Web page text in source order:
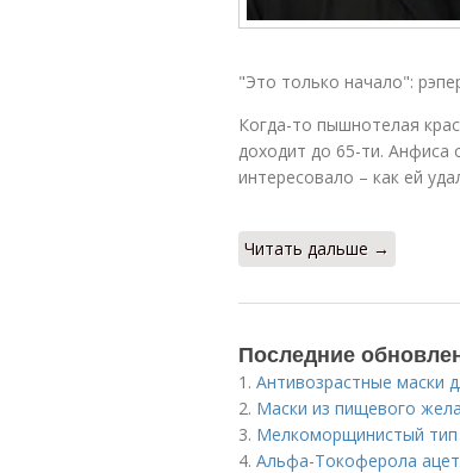
"Это только начало":
Когда-то пышнотелая
доходит до 65-ти. Анфиса
интересовало – как ей
Читать дальше →
Последние
1. Антивозрастные маски
2. Маски из пищевого
3. Мелкоморщинистый тип
4. Альфа-Токоферола